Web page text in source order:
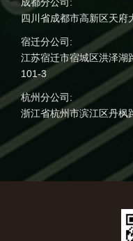
四川省成都市高新区天
宿迁分公司:
江苏宿迁市宿城区洪泽湖
101-3
杭州分公司:
浙江省杭州市滨江区丹枫